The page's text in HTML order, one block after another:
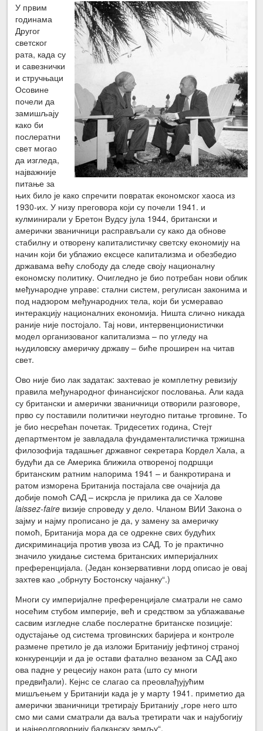
У првим
годинама
Другог
светског
рата, када су
и савезнички
и стручњаци
Осовине
почели да
замишљају
како би
послератни
свет могао
да изгледа,
најважније
питање за
њих било је како спречити повратак економског хаоса из
1930-их. У низу преговора који су почели 1941. и
кулминирали у Бретон Вудсу јула 1944, британски и
амерички званичници расправљали су како да обнове
стабилну и отворену капиталистичку светску економију на
начин који би ублажио ексцесе капитализма и обезбедио
државама већу слободу да следе своју националну
економску политику. Очигледно је био потребан нови облик
међународне управе: стални систем, регулисан законима и
под надзором међународних тела, који би усмеравао
интеракцију националних економија. Ништа слично никада
раније није постојало. Тај нови, интервенционистички
модел организованог капитализма – по угледу на
њудиловску америчку државу – биће проширен на читав
свет.
Ово није био лак задатак: захтевао је комплетну ревизију
правила међународног финансијског пословања. Али када
су британски и амерички званичници отворили разговоре,
прво су поставили политички неугодно питање трговине. То
је био несрећан почетак. Тридесетих година, Стејт
департментом је завладала фундаменталистичка тржишна
филозофија тадашњег државног секретара Кордел Хала, а
будући да се Америка ближила отвореној подршци
британским ратним напорима 1941 – и банкротирана и
ратом изморена Британија постајала све очајнија да
добије помоћ САД – искрсла је прилика да се Халове
laissez-faire визије спроведу у дело. Чланом ВИИ Закона о
зајму и најму прописано је да, у замену за америчку
помоћ, Британија мора да се одрекне свих будућих
дискриминација против увоза из САД. То је практично
значило укидање система британских империјалних
преференцијала. (Један конзервативни лорд описао је овај
захтев као „обрнуту Бостонску чајанку“.)
Многи су империјалне преференцијале сматрали не само
носећим стубом империје, већ и средством за ублажавање
сасвим изгледне слабе послератне британске позиције:
одустајање од система трговинских баријера и контроле
размене претило је да изложи Британију јефтиној страној
конкуренцији и да је остави фатално везаном за САД ако
ова падне у рецесију након рата (што су многи
предвиђали). Кејнс се слагао са преовлађујућим
мишљењем у Британији када је у марту 1941. приметио да
амерички званичници третирају Британију „горе него што
смо ми сами сматрали да ваља третирати чак и најубогију
и најнеодговорнију балканску земљу“.